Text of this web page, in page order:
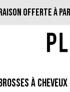
offerte à
À CHEVEUX